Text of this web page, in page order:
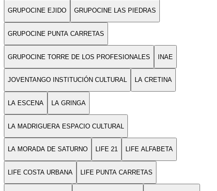
GRUPOCINE EJIDO GRUPOCINE LAS PIEDRAS
GRUPOCINE PUNTA CARRETAS
GRUPOCINE TORRE DE LOS PROFESIONALES INAE
JOVENTANGO INSTITUCIÓN CULTURAL LA CRETINA
LA ESCENA LA GRINGA
LA MADRIGUERA ESPACIO CULTURAL
LA MORADA DE SATURNO LIFE 21 LIFE ALFABETA
LIFE COSTA URBANA LIFE PUNTA CARRETAS